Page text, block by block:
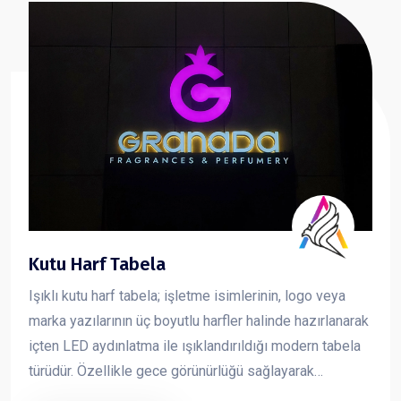
Kutu Harf Tabela
Işıklı kutu harf tabela; işletme isimlerinin, logo veya
marka yazılarının üç boyutlu harfler halinde hazırlanarak
içten LED aydınlatma ile ışıklandırıldığı modern tabela
türüdür. Özellikle gece görünürlüğü sağlayarak